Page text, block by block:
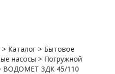
> Каталог > Бытовое
насосы > Погружной
ВОДОМЕТ 3ДК 45/110